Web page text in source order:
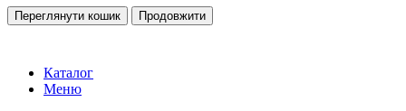
Переглянути кошик Продовжити
Каталог
Меню